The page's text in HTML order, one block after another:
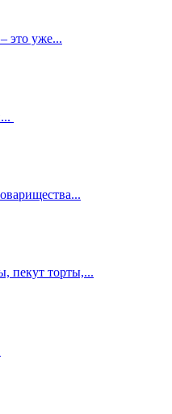
это уже...
пекут торты,...